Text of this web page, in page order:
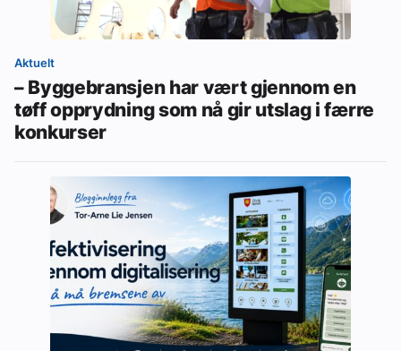
Aktuelt
– Byggebransjen har vært gjennom en
tøff opprydning som nå gir utslag i færre
konkurser